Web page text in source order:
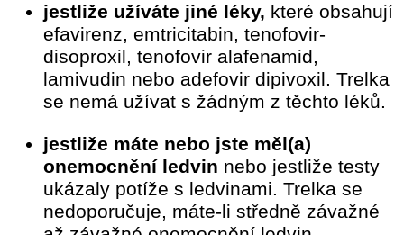
jestliže užíváte jiné léky, které obsahují
efavirenz, emtricitabin, tenofovir-
disoproxil, tenofovir alafenamid,
lamivudin nebo adefovir dipivoxil. Trelka
se nemá užívat s žádným z těchto léků.
jestliže máte nebo jste měl(a)
onemocnění ledvin nebo jestliže testy
ukázaly potíže s ledvinami. Trelka se
nedoporučuje, máte-li středně závažné